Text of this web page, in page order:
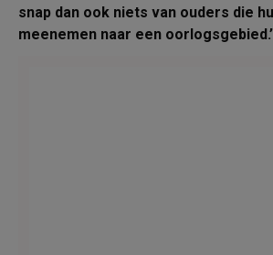
snap dan ook niets van ouders die
meenemen naar een oorlogsgebied.’